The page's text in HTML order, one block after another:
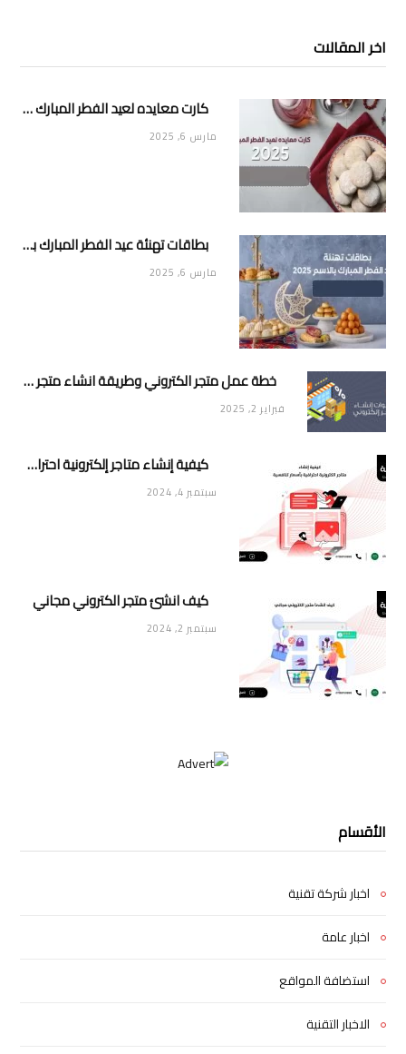
اخر المقالات
كارت معايده لعيد الفطر المبارك 2025
مارس 6, 2025
بطاقات تهنئة عيد الفطر المبارك بالاسم 2025
مارس 6, 2025
خطة عمل متجر الكتروني وطريقة انشاء متجر خاص ناجح ومميز
فبراير 2, 2025
كيفية إنشاء متاجر إلكترونية احترافية بأسعار تنافسية
سبتمبر 4, 2024
كيف انشئ متجر الكتروني مجاني
سبتمبر 2, 2024
الأقسام
اخبار شركة تقنية
اخبار عامة
استضافة المواقع
الاخبار التقنية